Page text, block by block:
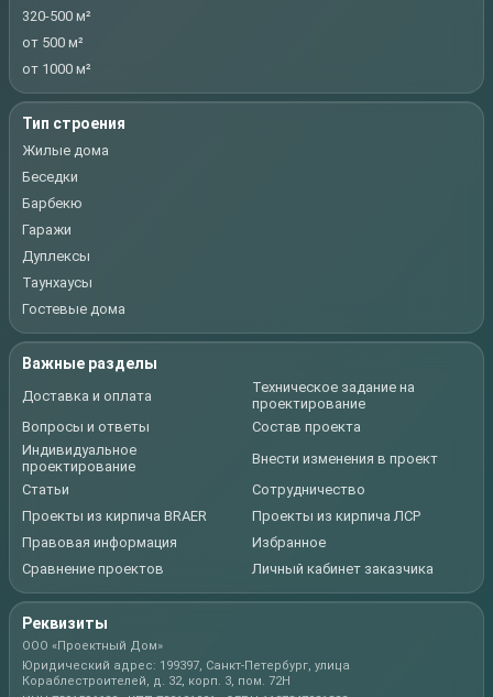
320-500 м²
от 500 м²
от 1000 м²
Тип строения
Жилые дома
Беседки
Барбекю
Гаражи
Дуплексы
Таунхаусы
Гостевые дома
Важные разделы
Доставка и оплата
Техническое задание на
проектирование
Вопросы и ответы
Состав проекта
Индивидуальное
проектирование
Внести изменения в проект
Статьи
Сотрудничество
Проекты из кирпича BRAER
Проекты из кирпича ЛСР
Правовая информация
Избранное
Сравнение проектов
Личный кабинет заказчика
Реквизиты
ООО «Проектный Дом»
Юридический адрес: 199397, Санкт-Петербург, улица
Кораблестроителей, д. 32, корп. 3, пом. 72Н